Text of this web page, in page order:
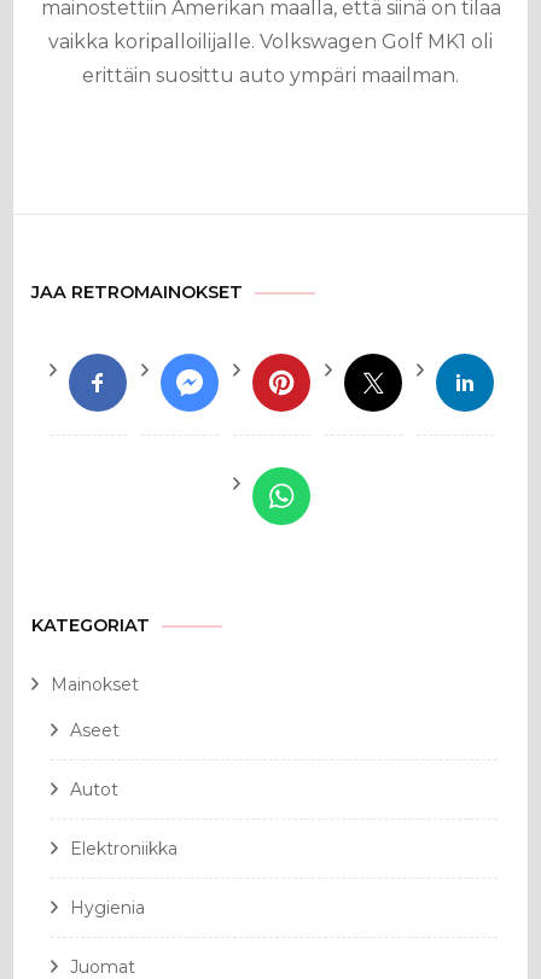
mainostettiin Amerikan maalla, että siinä on tilaa
vaikka koripalloilijalle. Volkswagen Golf MK1 oli
erittäin suosittu auto ympäri maailman.
JAA RETROMAINOKSET
KATEGORIAT
Mainokset
Aseet
Autot
Elektroniikka
Hygienia
Juomat